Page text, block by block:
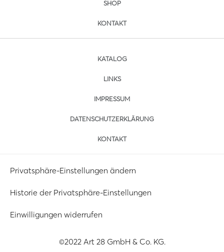
SHOP
KONTAKT
KATALOG
LINKS
IMPRESSUM
DATENSCHUTZERKLÄRUNG
KONTAKT
Privatsphäre-Einstellungen ändern
Historie der Privatsphäre-Einstellungen
Einwilligungen widerrufen
©2022 Art 28 GmbH & Co. KG.